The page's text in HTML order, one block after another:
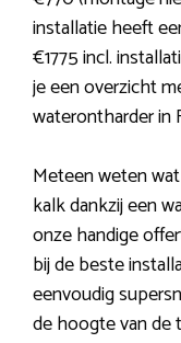
installatie heeft
€1775 incl.
je een overzicht
waterontharder in
Meteen weten
kalk dankzij een
onze handige
bij de beste
eenvoudig
de hoogte van de